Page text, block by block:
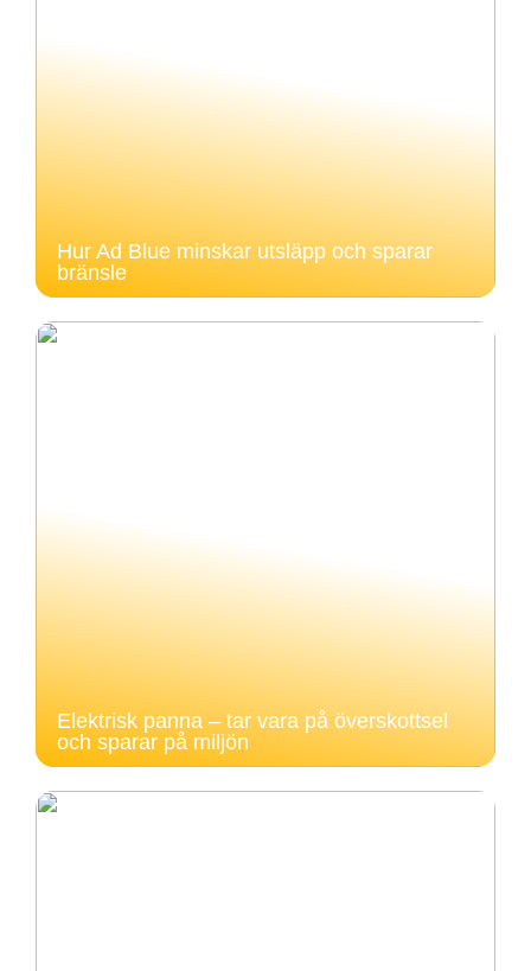
Hur Ad Blue minskar utsläpp och sparar
bränsle
Elektrisk panna – tar vara på överskottsel
och sparar på miljön